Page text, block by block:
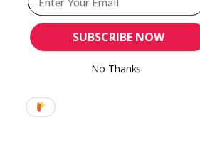
SUBSCRIBE NOW
No Thanks